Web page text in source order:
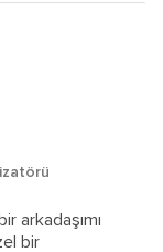
arkadaşımı
bir